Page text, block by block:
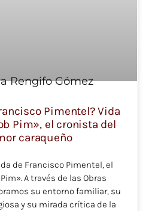
Pimentel? Vida
Pim», el cronista del
caraqueño
de Francisco Pimentel, el
A través de las Obras
su entorno familiar, su
y su mirada crítica de la